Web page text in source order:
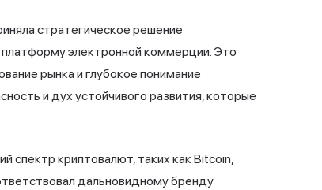
стратегическое решение
электронной коммерции. Это
рынка и глубокое понимание
и дух устойчивого развития, которые
криптовалют, таких как Bitcoin,
дальновидному бренду